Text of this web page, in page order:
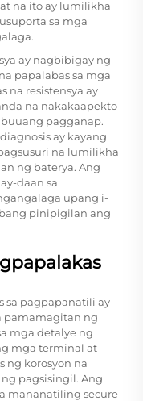
na ito ay lumilikha
sa mga
ay nagbibigay ng
papalabas sa mga
na resistensya ay
na nakakaapekto
pagganap.
ay kayang
na lumilikha
ng baterya. Ang
daan sa
upang i-
pinipigilan ang
sa pagpapanatili ay
pamamagitan ng
mga detalye ng
mga terminal at
ng korosyon na
pagsisingil. Ang
mananatiling secure